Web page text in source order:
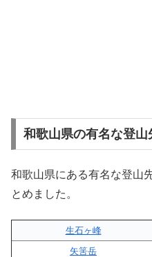
和歌山県の有名な登山
和歌山県にある有名な登山
とめました。
生石ヶ峰
矢筈岳